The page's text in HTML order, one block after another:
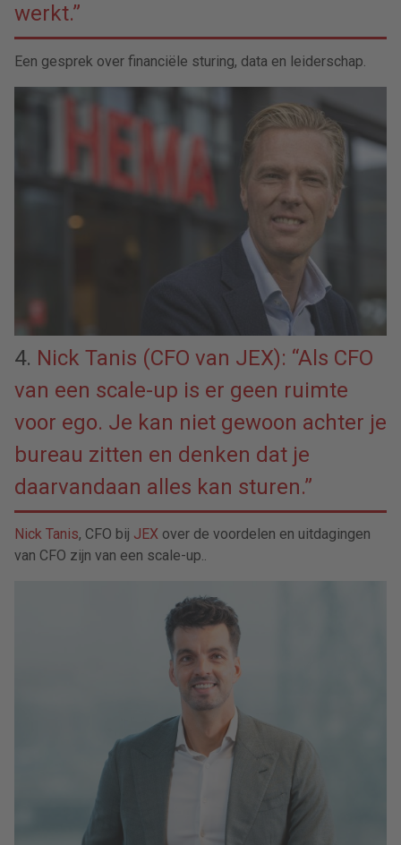
werkt.”
Een gesprek over financiële sturing, data en leiderschap.
4. Nick Tanis (CFO van JEX): “Als CFO
van een scale-up is er geen ruimte
voor ego. Je kan niet gewoon achter je
bureau zitten en denken dat je
daarvandaan alles kan sturen.”
Nick Tanis, CFO bij JEX over de voordelen en uitdagingen
van CFO zijn van een scale-up..